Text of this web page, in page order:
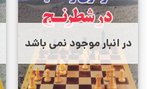
در انبار موجود نمی باشد